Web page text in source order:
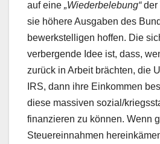
auf eine „Wiederbelebung“der
sie höhere Ausgaben des
bewerkstelligen hoffen. Die
verbergende Idee ist, dass,
zurück in Arbeit brächten, die
IRS, dann ihre Einkommen
diese massiven sozial/
finanzieren zu können. Wenn
Steuereinnahmen